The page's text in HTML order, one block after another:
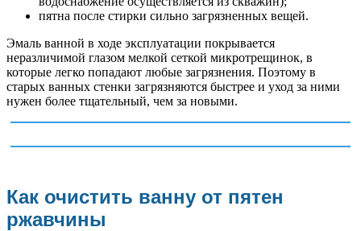
пятна после стирки сильно загрязненных вещей.
Эмаль ванной в ходе эксплуатации покрывается
неразличимой глазом мелкой сеткой микротрещинок, в
которые легко попадают любые загрязнения. Поэтому в
старых ванных стенки загрязняются быстрее и уход за ними
нужен более тщательный, чем за новыми.
Как очистить ванну от пятен
ржавчины